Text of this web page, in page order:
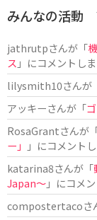
みんなの活動
jathrutpさんが「
ス 」にコメントし
lilysmith10さんが
アッキーさんが「
RosaGrantさんが
ー」
」にコメント
katarina8さんが「
Japan〜」にコメ
compostertacoさ